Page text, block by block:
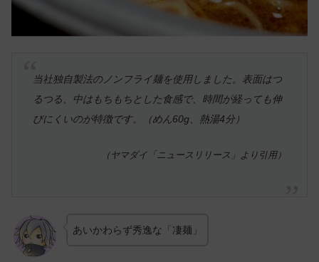
当社独自製法のノンフライ麺を使用しました。表面はつ
るつる、中はもちもちとした食感で、時間が経っても伸
びにくいのが特徴です。（めん60g、熱湯4分）
（ヤマダイ「ニュースリリース」より引用）
あいかわらず秀逸な「凄麺」